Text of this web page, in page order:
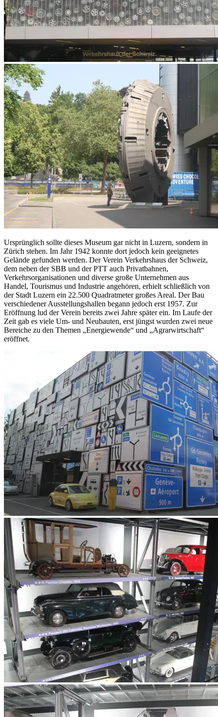
Ursprünglich sollte dieses Museum gar nicht in Luzern, sondern in
Zürich stehen. Im Jahr 1942 konnte dort jedoch kein geeignetes
Gelände gefunden werden. Der Verein Verkehrshaus der Schweiz,
dem neben der SBB und der PTT auch Privatbahnen,
Verkehrsorganisationen und diverse große Unternehmen aus
Handel, Tourismus und Industrie angehören, erhielt schließlich von
der Stadt Luzern ein 22.500 Quadratmeter großes Areal. Der Bau
verschiedener Ausstellungshallen begann jedoch erst 1957. Zur
Eröffnung lud der Verein bereits zwei Jahre später ein. Im Laufe der
Zeit gab es viele Um- und Neubauten, erst jüngst wurden zwei neue
Bereiche zu den Themen „Energiewende“ und „Agrarwirtschaft“
eröffnet.